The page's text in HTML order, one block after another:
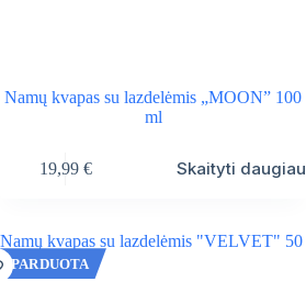
Namų kvapas su lazdelėmis „MOON” 100
ml
19,99 € Skaityti daugiau